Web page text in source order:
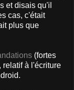
et disais qu'il
cas, c'était
plus que
(fortes
relatif à l'écriture